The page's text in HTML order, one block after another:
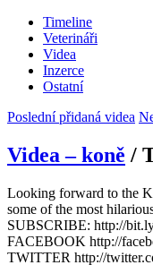
Timeline
Veterináři
Videa
Inzerce
Ostatní
Poslední přidaná videa
Videa – koně /
Looking forward to the
some of the most
SUBSCRIBE: http://
FACEBOOK http://
TWITTER http://